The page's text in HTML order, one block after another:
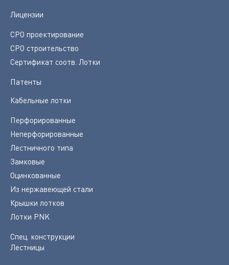
Лицензии
СРО проектирование
СРО строительство
Сертификат соотв. Лотки
Патенты
Кабельные лотки
Перфорированные
Неперфорированные
Лестничного типа
Замковые
Оцинкованные
Из нержавеющей стали
Крышки лотков
Лотки PNK
Спец. конструкции
Лестницы